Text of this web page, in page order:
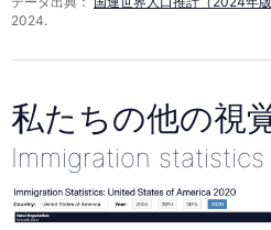
年
2024.
私たちの他の視
Immigration